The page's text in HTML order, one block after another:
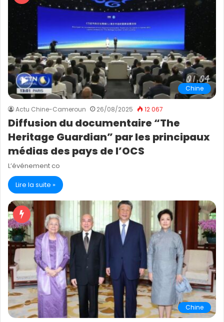
Chine
Actu Chine-Cameroun 26/08/2025 12 067
Diffusion du documentaire “The
Heritage Guardian” par les principaux
médias des pays de l’OCS
L’événement co
Lire la suite »
Chine